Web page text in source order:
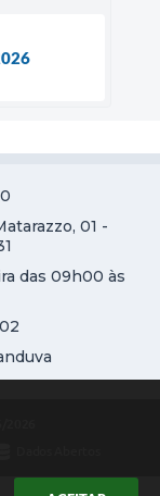
01 -
das 09h00 às